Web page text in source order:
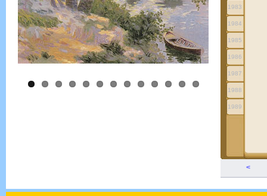
1983
1984
1985
1986
1987
1988
1989
<